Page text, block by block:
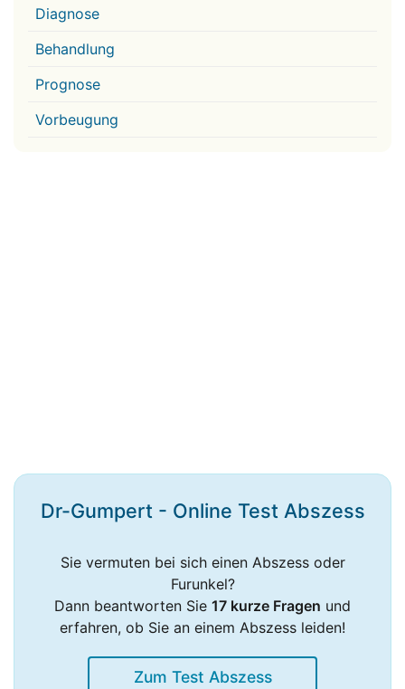
Diagnose
Behandlung
Prognose
Vorbeugung
Dr-Gumpert - Online Test Abszess
Sie vermuten bei sich einen Abszess oder
Furunkel?
Dann beantworten Sie 17 kurze Fragen und
erfahren, ob Sie an einem Abszess leiden!
Zum Test Abszess